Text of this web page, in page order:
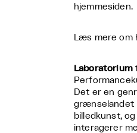
hjemmesiden.
Læs mere
Det er en
grænselandet
billedkunst,
interagerer